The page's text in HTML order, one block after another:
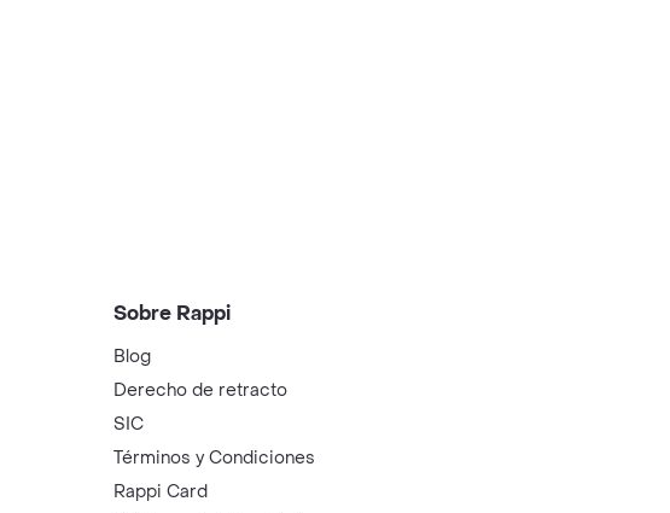
Sobre Rappi
Blog
Derecho de retracto
SIC
Términos y Condiciones
Rappi Card